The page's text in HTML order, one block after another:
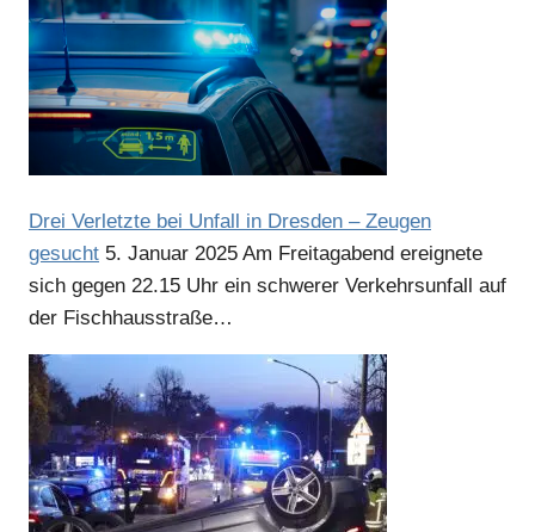
Anzeige
Anzeige
Drei Verletzte bei Unfall in Dresden – Zeugen
gesucht 5. Januar 2025 Am Freitagabend ereignete
sich gegen 22.15 Uhr ein schwerer Verkehrsunfall auf
der Fischhausstraße…